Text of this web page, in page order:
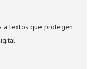
a textos que protegen